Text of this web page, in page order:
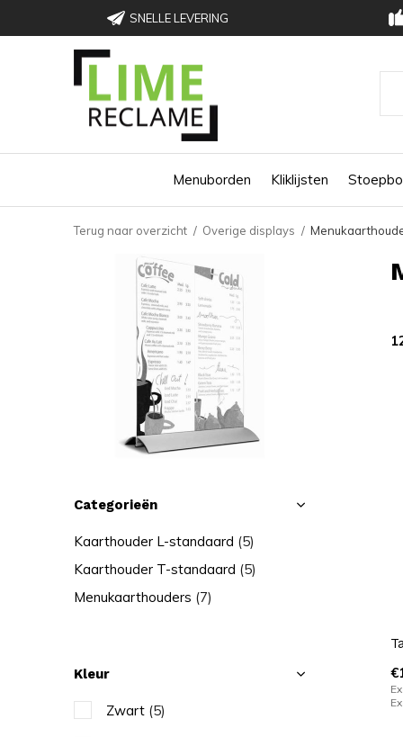
SNELLE LEVERING
Menuborden Kliklijsten
Terug naar overzicht Overige displays
Categorieën
Kaarthouder L-standaard (5)
Kaarthouder T-standaard (5)
Menukaarthouders (7)
Kleur
Zwart (5)